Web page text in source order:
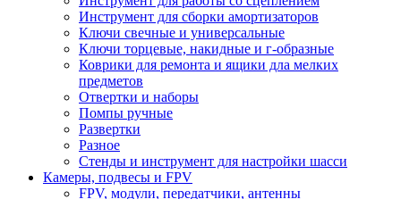
Инструмент для сборки амортизаторов
Ключи свечные и универсальные
Ключи торцевые, накидные и г-образные
Коврики для ремонта и ящики дла мелких
предметов
Отвертки и наборы
Помпы ручные
Развертки
Разное
Стенды и инструмент для настройки шасси
Камеры, подвесы и FPV
FPV, модули, передатчики, антенны